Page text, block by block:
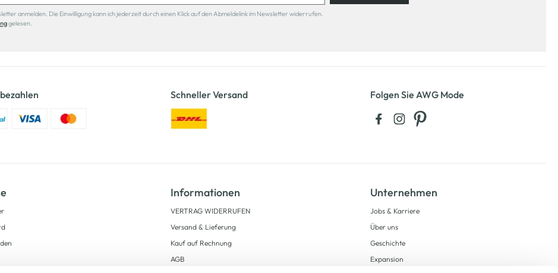
anmelden. Die Einwilligung kann ich jederzeit durch einen Klick auf den Abmeldelink im Newsletter widerrufen.
gelesen.
Schneller Versand Folgen Sie AWG Mode
Informationen
VERTRAG WIDERRUFEN
Versand & Lieferung
Kauf auf Rechnung
AGB
Unternehmen
Jobs & Karriere
Über uns
Geschichte
Expansion